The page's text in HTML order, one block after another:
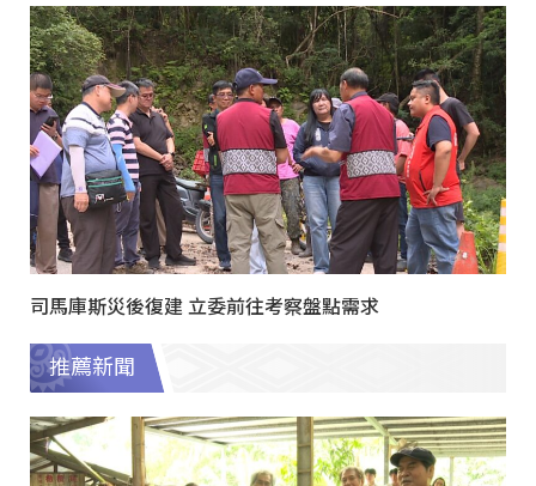
司馬庫斯災後復建 立委前往考察盤點需求
推薦新聞